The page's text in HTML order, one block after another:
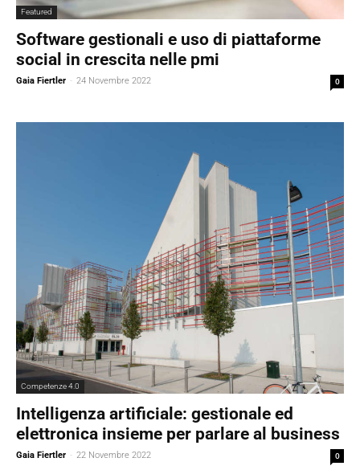
Featured
Software gestionali e uso di piattaforme
social in crescita nelle pmi
Gaia Fiertler - 24 Novembre 2022 0
Competenze 4.0
Intelligenza artificiale: gestionale ed
elettronica insieme per parlare al business
Gaia Fiertler - 22 Novembre 2022 0